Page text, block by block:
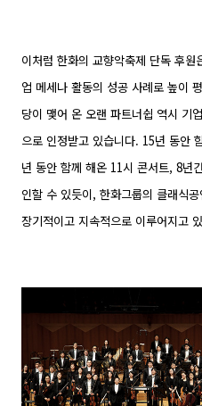
이처럼 한화의 교향악축제 단독 후
업 메세나 활동의 성공 사례로 높이
당이 맺어 온 오랜 파트너쉽 역시 기
으로 인정받고 있습니다. 15년 동안
년 동안 함께 해온 11시 콘서트, 8년
인할 수 있듯이, 한화그룹의 클래식
장기적이고 지속적으로 이루어지고